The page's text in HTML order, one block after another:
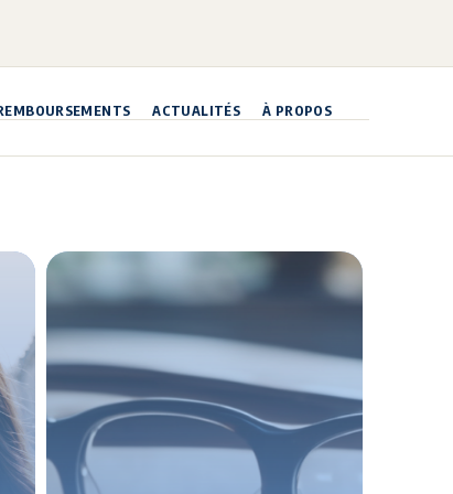
ACTUALITÉS À PROPOS